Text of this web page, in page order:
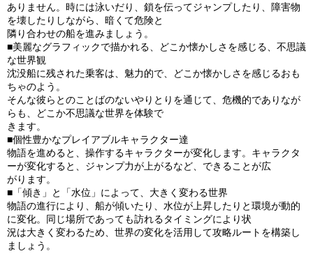
ありません。時には泳いだり、鎖を伝ってジャンプしたり、障害物
を壊したりしながら、暗くて危険と
隣り合わせの船を進みましょう。
■美麗なグラフィックで描かれる、どこか懐かしさを感じる、不思議
な世界観
沈没船に残された乗客は、魅力的で、どこか懐かしさを感じるおも
ちゃのよう。
そんな彼らとのことばのないやりとりを通じて、危機的でありなが
らも、どこか不思議な世界を体験で
きます。
■個性豊かなプレイアブルキャラクター達
物語を進めると、操作するキャラクターが変化します。キャラクタ
ーが変化すると、ジャンプ力が上がるなど、できることが広
がります。
■「傾き」と「水位」によって、大きく変わる世界
物語の進行により、船が傾いたり、水位が上昇したりと環境が動的
に変化。同じ場所であっても訪れるタイミングにより状
況は大きく変わるため、世界の変化を活用して攻略ルートを構築し
ましょう。